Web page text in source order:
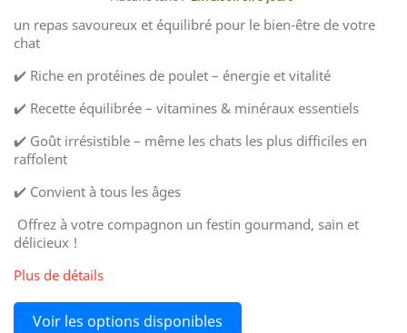
un repas savoureux et équilibré pour le bien-être de votre
chat
✔️ Riche en protéines de poulet – énergie et vitalité
✔️ Recette équilibrée – vitamines & minéraux essentiels
✔️ Goût irrésistible – même les chats les plus difficiles en
raffolent
✔️ Convient à tous les âges
Offrez à votre compagnon un festin gourmand, sain et
délicieux !
Plus de détails
Voir les options disponibles